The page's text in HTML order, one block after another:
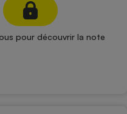
pour découvrir la note